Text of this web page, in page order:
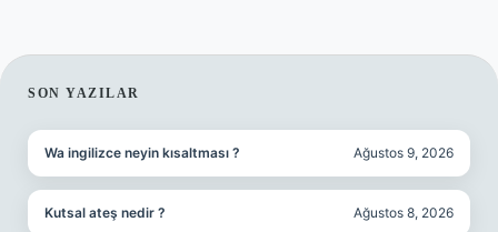
SIDEBAR
SON YAZILAR
Wa ingilizce neyin kısaltması ? Ağustos 9, 2026
Kutsal ateş nedir ? Ağustos 8, 2026